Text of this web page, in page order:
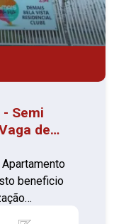
Semi
de
beneficio